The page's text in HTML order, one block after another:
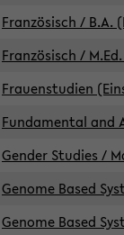
Französisch / B.A.
Französisch /
Frauenstudien
Fundamental and
Gender Studies /
Genome Based
Genome Based